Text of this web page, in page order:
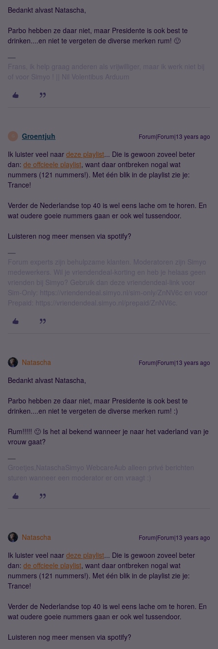
Bedankt alvast Natascha,
Parbo hebben ze daar niet, maar Presidente is ook best te
drinken....en niet te vergeten de diverse merken rum! 🙂
Frans, ik help graag anderen als vrijwilliger, maar ik werk niet bij
of voor Simyo ! || Nil Volentibus Arduum
G Groentjuh Forum|Forum|13 years ago
Ik luister veel naar deze playlist... Die is gewoon zoveel beter
dan: de offcieele playlist, want daar ontbreken nogal wat
nummers (121 nummers!). Met één blik in de playlist zie je:
Trance!
Verder de Nederlandse top 40 is wel eens lache om te horen. En
wat oudere goeie nummers gaan er ook wel tussendoor.
Luisteren nog meer mensen via spotify?
Forum experts zijn behulpzame klanten. Moderatoren zijn Simyo
medewerkers. Wil je vriendendeal-korting en heb je helaas geen
vrienden bij Simyo? Gebruik dan deze vriendendeal-link voor
Sim-Only: https://vriendendeal.simyo.nl/sim-only/ZnNV6c en voor
Prepaid: https://vriendendeal.simyo.nl/prepaid/ZnNV6c.
Natascha Forum|Forum|13 years ago
Bedankt alvast Natascha,
Parbo hebben ze daar niet, maar Presidente is ook best te
drinken....en niet te vergeten de diverse merken rum! :)
Rum!!!!! 🙂 Is het al bekend wanneer je naar het vaderland van je
vrouw gaat?
Groetjes,NataschaSimyo WebcareAub alleen privé berichten
sturen wanneer een moderator er om vraagt :)
Natascha Forum|Forum|13 years ago
Ik luister veel naar deze playlist... Die is gewoon zoveel beter
dan: de offcieele playlist, want daar ontbreken nogal wat
nummers (121 nummers!). Met één blik in de playlist zie je:
Trance!
Verder de Nederlandse top 40 is wel eens lache om te horen. En
wat oudere goeie nummers gaan er ook wel tussendoor.
Luisteren nog meer mensen via spotify?